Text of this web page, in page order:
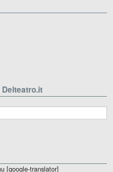
[google-translator]